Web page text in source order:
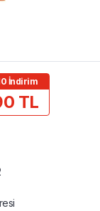
İndirim
TL